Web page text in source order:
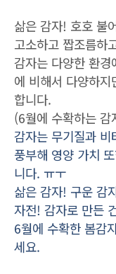
삶은 감자! 호호 불
고소하고 짭조름하
감자는 다양한 환
에 비해서 다양하
합니다.
(6월에 수확하는
감자는 무기질과
풍부해 영양 가치
니다. ㅠㅜ
삶은 감자! 구운 감
자전! 감자로 만든
6월에 수확한 봄감
세요.